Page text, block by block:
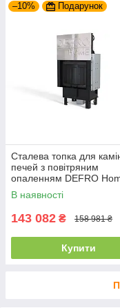
–10% Подарунок
Сталева топка для
печей з повітряним
опаленням DEFRO
INTRA SM G (чорний
з гільйотиною
В наявності
143 082 ₴ 158 981 ₴
Купити